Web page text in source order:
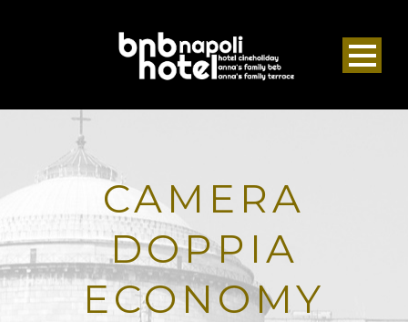
CAMERA
DOPPIA
ECONOMY